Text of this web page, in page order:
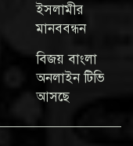
ইসলামীর
মানববন্ধন
বিজয় বাংলা
অনলাইন টিভি
আসছে